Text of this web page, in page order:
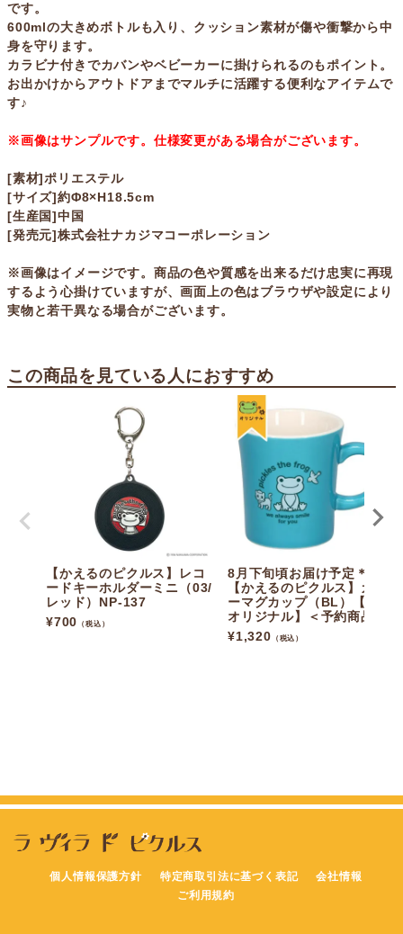
です。
600mlの大きめボトルも入り、クッション素材が傷や衝撃から中
身を守ります。
カラビナ付きでカバンやベビーカーに掛けられるのもポイント。
お出かけからアウトドアまでマルチに活躍する便利なアイテムで
す♪
※画像はサンプルです。仕様変更がある場合がございます。
[素材]ポリエステル
[サイズ]約Φ8×H18.5cm
[生産国]中国
[発売元]株式会社ナカジマコーポレーション
※画像はイメージです。商品の色や質感を出来るだけ忠実に再現
するよう心掛けていますが、画面上の色はブラウザや設定により
実物と若干異なる場合がございます。
この商品を見ている人におすすめ
【かえるのピクルス】レコ
ードキーホルダーミニ（03/
レッド）NP-137
¥700 （税込）
8月下旬頃お届け予定＊
【かえるのピクルス】カラ
ーマグカップ（BL）【当店
オリジナル】＜予約商品＞
¥1,320 （税込）
個人情報保護方針 特定商取引法に基づく表記
会社情報
ご利用規約